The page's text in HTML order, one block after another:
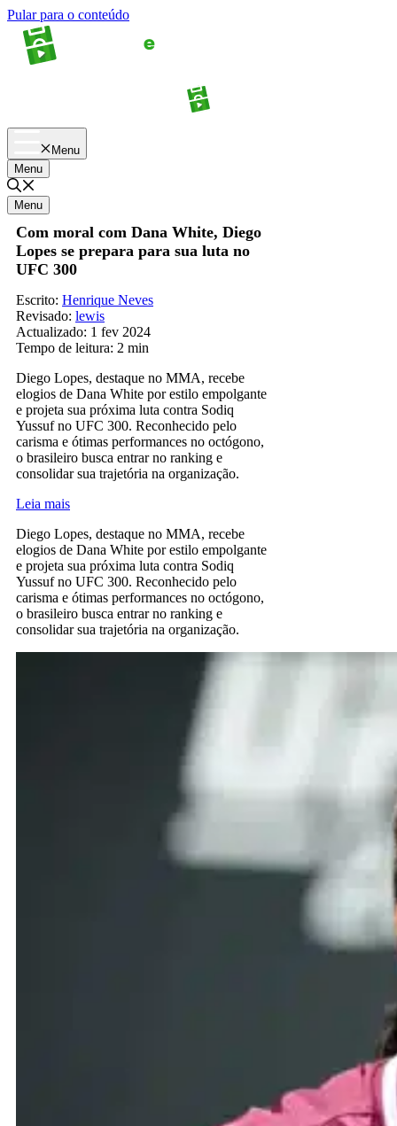
Pular para o conteúdo
Menu
Menu
Menu
Com moral com Dana White, Diego
Lopes se prepara para sua luta no
UFC 300
Escrito: Henrique Neves
Revisado: lewis
Actualizado: 1 fev 2024
Tempo de leitura: 2 min
Diego Lopes, destaque no MMA, recebe
elogios de Dana White por estilo empolgante
e projeta sua próxima luta contra Sodiq
Yussuf no UFC 300. Reconhecido pelo
carisma e ótimas performances no octógono,
o brasileiro busca entrar no ranking e
consolidar sua trajetória na organização.
Leia mais
Diego Lopes, destaque no MMA, recebe
elogios de Dana White por estilo empolgante
e projeta sua próxima luta contra Sodiq
Yussuf no UFC 300. Reconhecido pelo
carisma e ótimas performances no octógono,
o brasileiro busca entrar no ranking e
consolidar sua trajetória na organização.